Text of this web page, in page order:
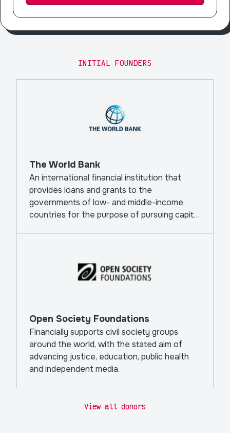
INITIAL FOUNDERS
The World Bank
An international financial institution that
provides loans and grants to the
governments of low- and middle-income
countries for the purpose of pursuing capital
Open Society Foundations
Financially supports civil society groups
around the world, with the stated aim of
advancing justice, education, public health
and independent media.
View all donors